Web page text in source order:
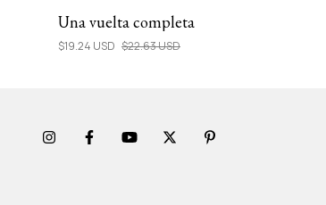
Una vuelta completa
$19.24 USD $22.63 USD